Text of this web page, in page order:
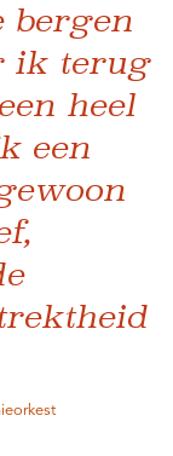
bergen
ik terug
heel
een